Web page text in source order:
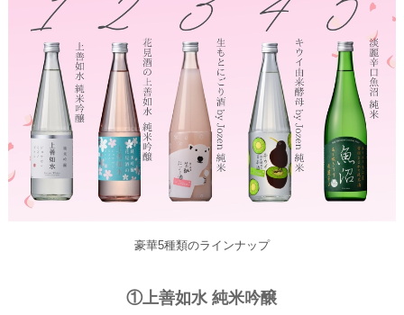
豪華5種類のラインナップ
①上善如水 純米吟醸